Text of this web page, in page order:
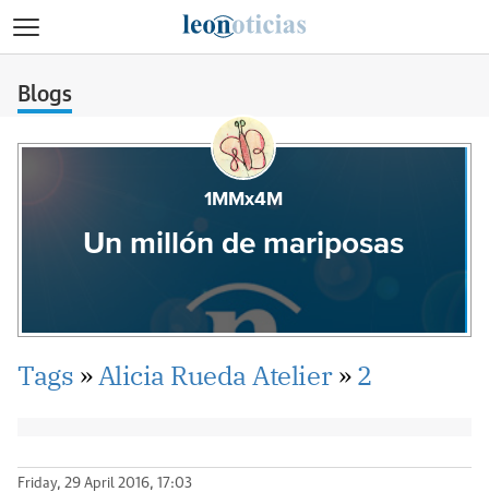
Blogs
1MMx4M
Un millón de mariposas
Tags »Alicia Rueda Atelier»2
Friday, 29 April 2016, 17:03